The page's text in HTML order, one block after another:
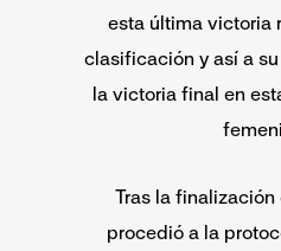
esta última victoria
clasificación y así a
la victoria final en
Tras la finalización
procedió a la